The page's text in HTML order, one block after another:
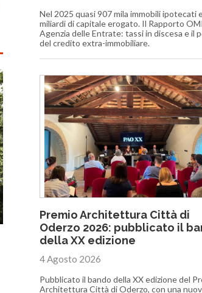
Nel 2025 quasi 907 mila immobili ipotecati
miliardi di capitale erogato. Il Rapporto
Agenzia delle Entrate: tassi in discesa e il
del credito extra-immobiliare.
Premio Architettura Città di
Oderzo 2026: pubblicato il
della XX edizione
4 Agosto 2026
Pubblicato il bando della XX edizione del
Architettura Città di Oderzo, con una